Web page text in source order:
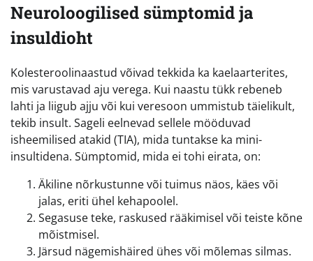
Neuroloogilised sümptomid ja
insuldioht
Kolesteroolinaastud võivad tekkida ka kaelaarterites,
mis varustavad aju verega. Kui naastu tükk rebeneb
lahti ja liigub ajju või kui veresoon ummistub täielikult,
tekib insult. Sageli eelnevad sellele mööduvad
isheemilised atakid (TIA), mida tuntakse ka mini-
insultidena. Sümptomid, mida ei tohi eirata, on:
Äkiline nõrkustunne või tuimus näos, käes või
jalas, eriti ühel kehapoolel.
Segasuse teke, raskused rääkimisel või teiste kõne
mõistmisel.
Järsud nägemishäired ühes või mõlemas silmas.